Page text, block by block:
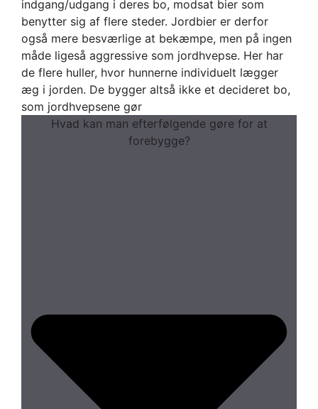
indgang/udgang i deres bo, modsat bier som
benytter sig af flere steder. Jordbier er derfor
også mere besværlige at bekæmpe, men på ingen
måde ligeså aggressive som jordhvepse. Her har
de flere huller, hvor hunnerne individuelt lægger
æg i jorden. De bygger altså ikke et decideret bo,
som jordhvepsene gør
Hvad kan man efterfølgende gøre for at
forebygge?